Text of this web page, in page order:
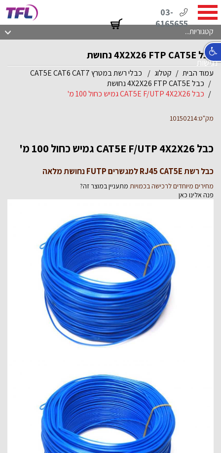
03-
6165655
קטגוריות...
כבל 4X2X26 FTP CAT5E נחושת
עמוד הבית קטלוג
כבלי רשת במטרץ CAT5E CAT6 CAT7
כבל 4X2X26 FTP CAT5E נחושת
כבל CAT5E F/UTP 4X2X26 גמיש כחול 100 מ'
מק"ט:10150214
כבל CAT5E F/UTP 4X2X26 גמיש כחול 100 מ'
כבל רשת RJ45 CAT5E למגשרים FUTP נחושת מלאה
מחירים מיוחדים לרכישה בכמויות מתעניין במוצר זה?
פנה אלינו כאן
נגישות